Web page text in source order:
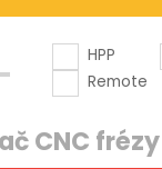
HPP
Remote
CNC frézy|